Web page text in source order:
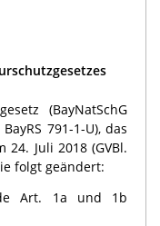
(BayNatSchG
791-1-U), das
Juli 2018 (GVBl.
folgt geändert:
Art. 1a und 1b